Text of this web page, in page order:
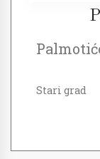
Stari grad